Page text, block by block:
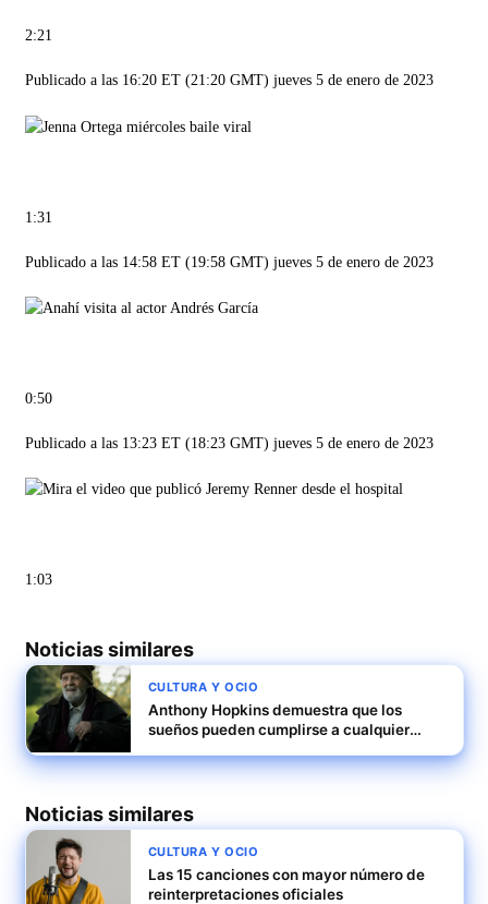
2:21
Publicado a las 16:20 ET (21:20 GMT) jueves 5 de enero de 2023
1:31
Publicado a las 14:58 ET (19:58 GMT) jueves 5 de enero de 2023
0:50
Publicado a las 13:23 ET (18:23 GMT) jueves 5 de enero de 2023
1:03
Noticias similares
CULTURA Y OCIO
Anthony Hopkins demuestra que los
sueños pueden cumplirse a cualquier
Noticias similares
CULTURA Y OCIO
Las 15 canciones con mayor número de
reinterpretaciones oficiales